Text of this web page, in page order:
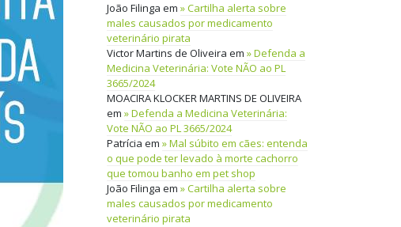
João Filinga em
Cartilha alerta sobre
males causados por medicamento
veterinário pirata
Victor Martins de Oliveira em
Defenda a
Medicina Veterinária: Vote NÃO ao PL
3665/2024
MOACIRA KLOCKER MARTINS DE OLIVEIRA
em
Defenda a Medicina Veterinária:
Vote NÃO ao PL 3665/2024
Patrícia em
Mal súbito em cães: entenda
o que pode ter levado à morte cachorro
que tomou banho em pet shop
João Filinga em
Cartilha alerta sobre
males causados por medicamento
veterinário pirata